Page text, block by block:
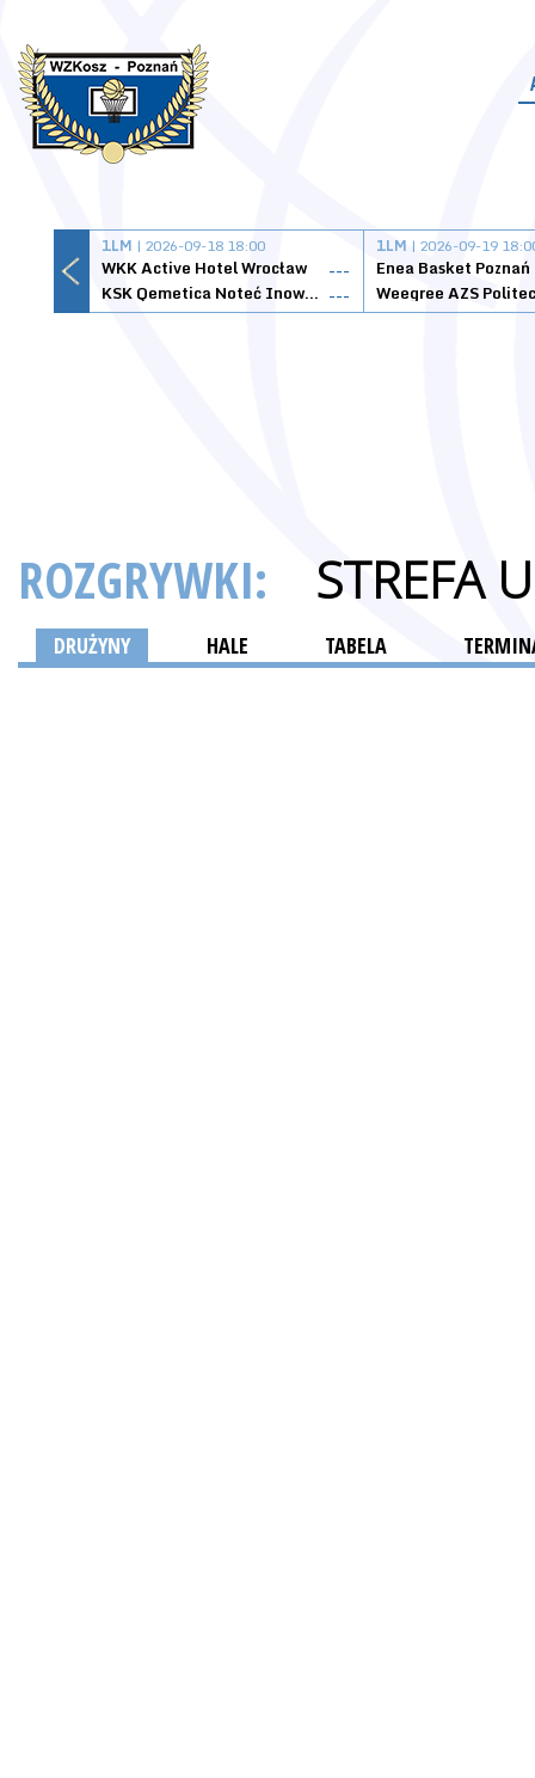
1LM | 2026-09-18 18:00
WKK Active Hotel Wrocław
---
KSK Qemetica Noteć Inowrocław ---
1LM | 2026-09-19
Enea Basket Poznań
ROZGRYWKI: STREFA
DRUŻYNY HALE TABELA